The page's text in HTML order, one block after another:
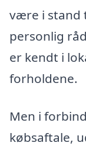
være i stand
personlig
er kendt i
forholdene.
Men i
købsaftale,